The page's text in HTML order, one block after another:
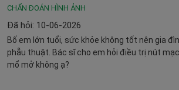
CHẨN ĐOÁN HÌNH ẢNH
Đã hỏi: 10-06-2026
Bố em lớn tuổi, sức khỏe không tốt nên gia
phẫu thuật. Bác sĩ cho em hỏi điều trị nút
mổ mở không ạ?